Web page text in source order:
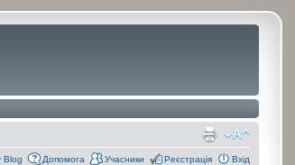
Blog Допомога Учасники Реєстрація Вхід